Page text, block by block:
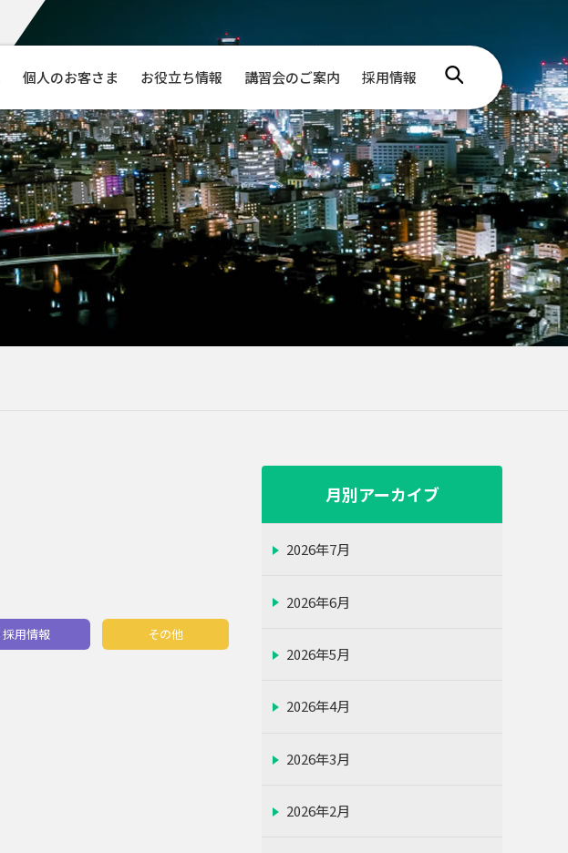
個人のお客さま お役立ち情報 講習会のご案内 採用情報
月別アーカイブ
2026年7月
2026年6月
2026年5月
2026年4月
2026年3月
2026年2月
採用情報 その他